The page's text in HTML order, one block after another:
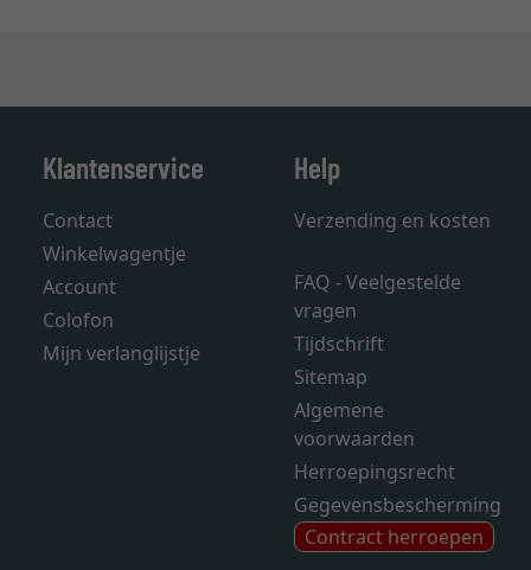
Klantenservice
Contact
Winkelwagentje
Account
Colofon
Mijn verlanglijstje
Help
Verzending en kosten
FAQ - Veelgestelde
vragen
Tijdschrift
Sitemap
Algemene
voorwaarden
Herroepingsrecht
Gegevensbescherming
Contract herroepen